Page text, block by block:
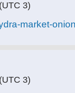
(UTC 3)
market-
(UTC 3)